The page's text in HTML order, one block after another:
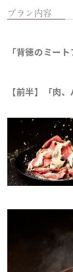
プラン内容
「背徳のミー
【前半】「肉